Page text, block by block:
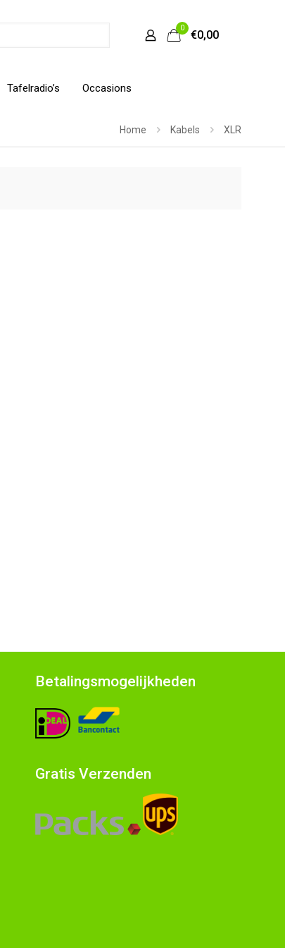
0
€0,00
Tafelradio’s Occasions
Home Kabels XLR
Betalingsmogelijkheden
Gratis Verzenden